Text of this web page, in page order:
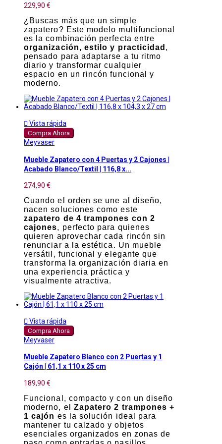
229,90 €
¿Buscas más que un simple
zapatero? Este modelo multifuncional
es la combinación perfecta entre
organización, estilo y practicidad ,
pensado para adaptarse a tu ritmo
diario y transformar cualquier
espacio en un rincón funcional y
moderno.
 Vista rápida
Compra Ahora
Meyvaser
Mueble Zapatero con 4 Puertas y 2 Cajones |
Acabado Blanco/Textil | 116,8 x...
274,90 €
Cuando el orden se une al diseño,
nacen soluciones como este
zapatero de 4 trampones con 2
cajones, perfecto para quienes
quieren aprovechar cada rincón sin
renunciar a la estética. Un mueble
versátil, funcional y elegante que
transforma la organización diaria en
una experiencia práctica y
visualmente atractiva.
 Vista rápida
Compra Ahora
Meyvaser
Mueble Zapatero Blanco con 2 Puertas y 1
Cajón | 61,1 x 110 x 25 cm
189,90 €
Funcional, compacto y con un diseño
moderno, el Zapatero 2 trampones +
1 cajón es la solución ideal para
mantener tu calzado y objetos
esenciales organizados en zonas de